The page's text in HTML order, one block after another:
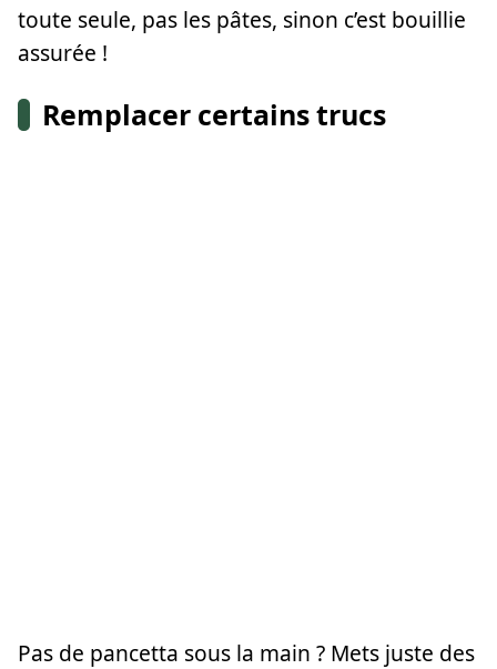
toute seule, pas les pâtes, sinon c’est bouillie
assurée !
Remplacer certains trucs
Pas de pancetta sous la main ? Mets juste des